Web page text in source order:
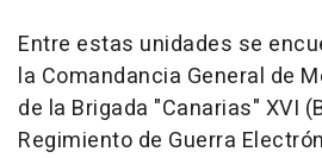
Entre estas unidades se
la Comandancia General de
de la Brigada "Canarias" XVI
Regimiento de Guerra